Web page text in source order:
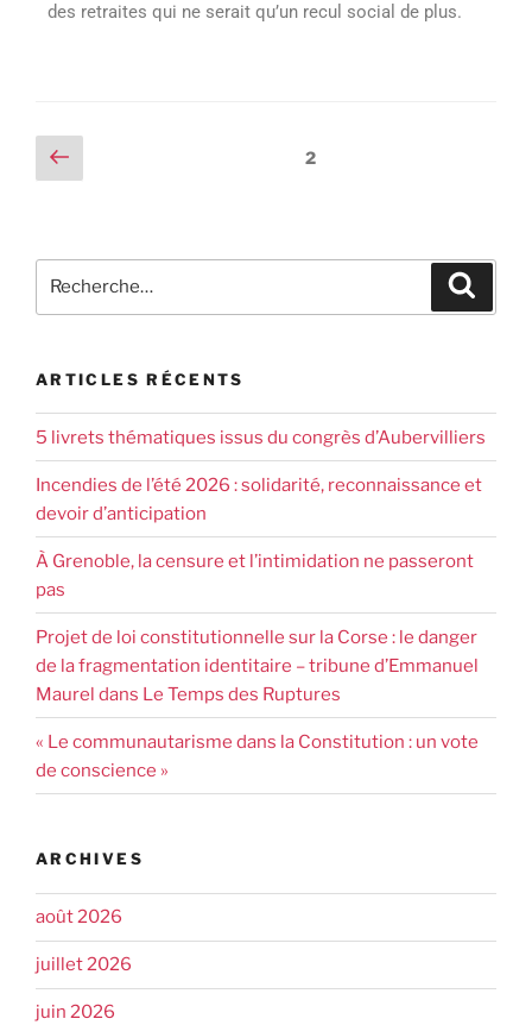
des retraites qui ne serait qu’un recul social de plus.
2
ARTICLES RÉCENTS
5 livrets thématiques issus du congrès d’Aubervilliers
Incendies de l’été 2026 : solidarité, reconnaissance et
devoir d’anticipation
À Grenoble, la censure et l’intimidation ne passeront
pas
Projet de loi constitutionnelle sur la Corse : le danger
de la fragmentation identitaire – tribune d’Emmanuel
Maurel dans Le Temps des Ruptures
« Le communautarisme dans la Constitution : un vote
de conscience »
ARCHIVES
août 2026
juillet 2026
juin 2026